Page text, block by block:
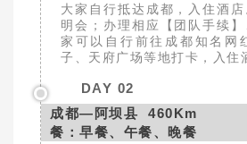
大家自行抵达成都，入住酒
明会；办理相应【团队手续
家可以自行前往成都知名网
子、天府广场等地打卡，入住
DAY 02
成都—阿坝县 460Km
餐：早餐、午餐、晚餐